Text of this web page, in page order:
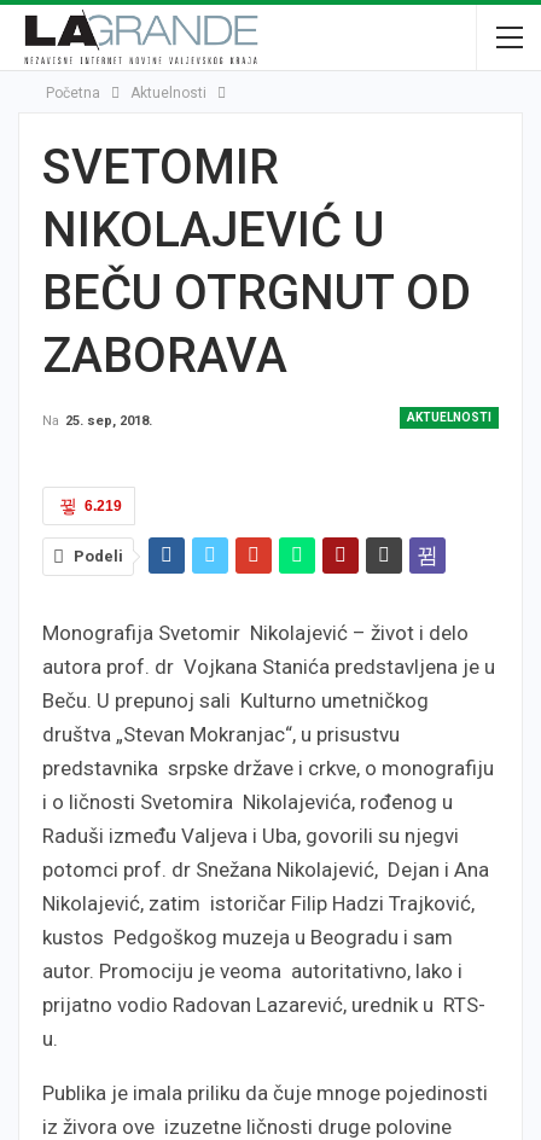
Početna Aktuelnosti
SVETOMIR
NIKOLAJEVIĆ U
BEČU OTRGNUT OD
ZABORAVA
AKTUELNOSTI
Na 25. sep, 2018.
6.219
Podeli
Monografija Svetomir Nikolajević – život i delo
autora prof. dr Vojkana Stanića predstavljena je u
Beču. U prepunoj sali Kulturno umetničkog
društva „Stevan Mokranjac“, u prisustvu
predstavnika srpske države i crkve, o monografiju
i o ličnosti Svetomira Nikolajevića, rođenog u
Raduši između Valjeva i Uba, govorili su njegvi
potomci prof. dr Snežana Nikolajević, Dejan i Ana
Nikolajević, zatim istoričar Filip Hadzi Trajković,
kustos Pedgoškog muzeja u Beogradu i sam
autor. Promociju je veoma autoritativno, lako i
prijatno vodio Radovan Lazarević, urednik u RTS-
u.
Publika je imala priliku da čuje mnoge pojedinosti
iz živora ove izuzetne ličnosti druge polovine